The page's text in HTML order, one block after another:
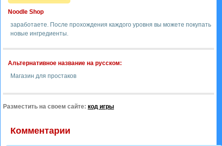
Noodle Shop
заработаете. После прохождения каждого уровня вы можете покупать
новые ингредиенты.
Альтернативное название на русском:
Магазин для простаков
Разместить на своем сайте: код игры
Комментарии